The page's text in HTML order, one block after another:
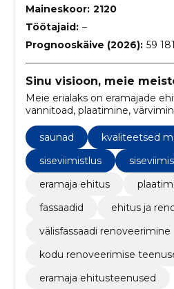
Maineskoor: 2120
Töötajaid: –
Prognooskäive (2026): 59
Sinu visioon, meie
Meie erialaks on eramajade
vannitoad, plaatimine,
saunad
kvaliteetsed
siseviimistlus
eramaja ehitus
fassaadid
ehitus ja
välisfassaadi renoveerimine
kodu renoveerimise
eramaja ehitusteenused